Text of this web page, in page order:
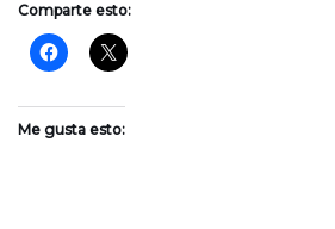
Comparte esto:
Me gusta esto: